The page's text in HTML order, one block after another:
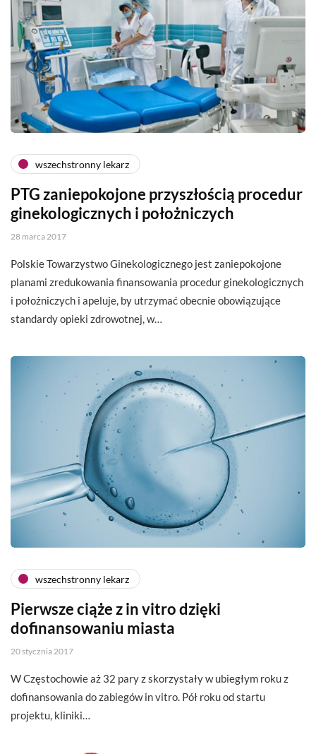
wszechstronny lekarz
PTG zaniepokojone przyszłością procedur
ginekologicznych i położniczych
28 marca 2017
Polskie Towarzystwo Ginekologicznego jest zaniepokojone
planami zredukowania finansowania procedur ginekologicznych
i położniczych i apeluje, by utrzymać obecnie obowiązujące
standardy opieki zdrowotnej, w…
wszechstronny lekarz
Pierwsze ciąże z in vitro dzięki
dofinansowaniu miasta
20 stycznia 2017
W Częstochowie aż 32 pary z skorzystały w ubiegłym roku z
dofinansowania do zabiegów in vitro. Pół roku od startu
projektu, kliniki…